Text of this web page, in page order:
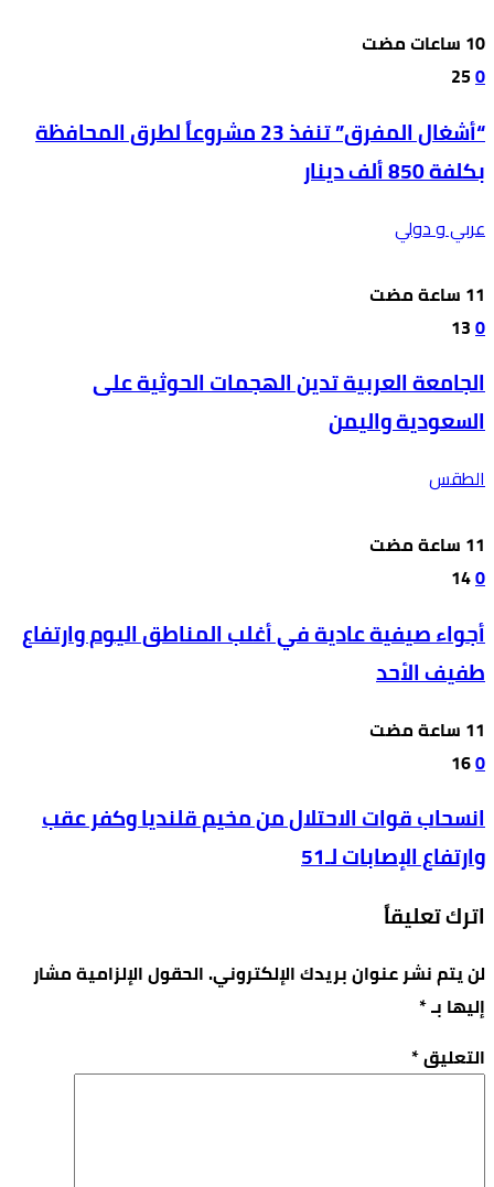
0
25
“أشغال المفرق” تنفذ 23 مشروعاً لطرق المحافظة
بكلفة 850 ألف دينار
عربي و دولي
0
13
الجامعة العربية تدين الهجمات الحوثية على
السعودية واليمن
الطقس
0
14
أجواء صيفية عادية في أغلب المناطق اليوم وارتفاع
طفيف الأحد
0
16
انسحاب قوات الاحتلال من مخيم قلنديا وكفر عقب
وارتفاع الإصابات لـ51
اترك تعليقاً
لن يتم نشر عنوان بريدك الإلكتروني.الحقول الإلزامية مشار
إليها بـ*
التعليق*